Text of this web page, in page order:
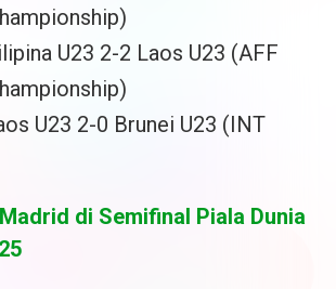
U23 2-2 Laos U23 (AFF
U23 2-0 Brunei U23 (INT
di Semifinal Piala Dunia